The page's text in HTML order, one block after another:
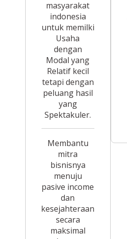
masyarakat
indonesia
untuk memilki
Usaha
dengan
Modal yang
Relatif kecil
tetapi dengan
peluang hasil
yang
Spektakuler.
Membantu
mitra
bisnisnya
menuju
pasive income
dan
kesejahteraan
secara
maksimal